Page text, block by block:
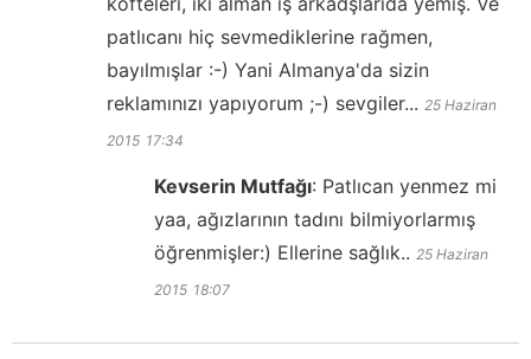
patlıcanı hiç sevmediklerine rağmen,
bayılmışlar :-) Yani Almanya'da sizin
reklamınızı yapıyorum ;-) sevgiler... 25 Haziran
2015 17:34
Kevserin Mutfağı: Patlıcan yenmez mi
yaa, ağızlarının tadını bilmiyorlarmış
öğrenmişler:) Ellerine sağlık.. 25 Haziran
2015 18:07